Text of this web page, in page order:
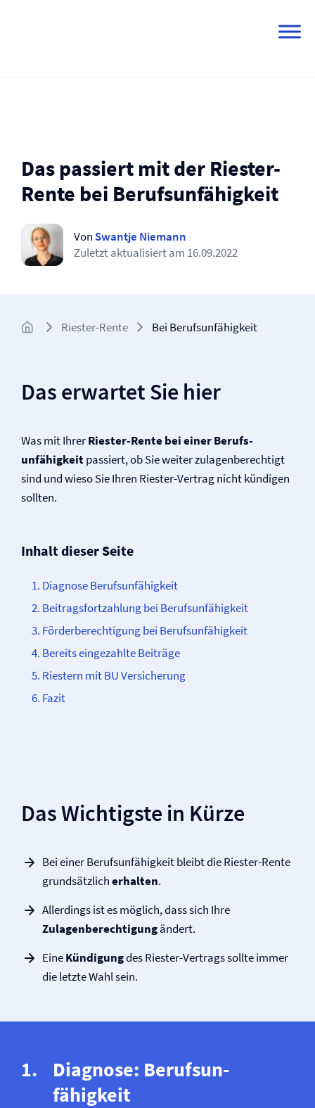
Das passiert mit der Riester-
Rente bei Berufs­unfähigkeit
Von Swantje Niemann
Zuletzt aktualisiert am 16.09.2022
Riester-Rente Bei Berufs­unfähigkeit
Das erwartet Sie hier
Was mit IhrerRiester-Rente bei einer Berufs­
unfähigkeitpassiert, ob Sie weiter zulagenberechtigt
sind und wieso Sie Ihren Riester-Vertrag nicht kündigen
sollten.
Inhalt dieser Seite
Diagnose Berufs­unfähigkeit
Beitragsfortzahlung bei Berufs­unfähigkeit
Förderberechtigung bei Berufs­unfähigkeit
Bereits eingezahlte Beiträge
Riestern mit BU Versicherung
Fazit
Das Wichtigste in Kürze
Bei einer Berufs­unfähigkeit bleibt die Riester-Rente
grundsätzlicherhalten.
Allerdings ist es möglich, dass sich Ihre
Zulagenberechtigungändert.
EineKündigungdes Riester-Vertrags sollte immer
die letzte Wahl sein.
Diagnose: Berufs­un­
fähigkeit